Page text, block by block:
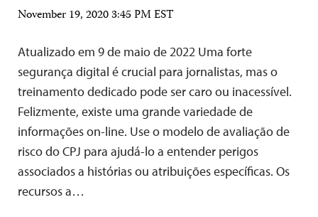
November 19, 2020 3:45 PM EST
Atualizado em 9 de maio de 2022 Uma forte
segurança digital é crucial para jornalistas, mas o
treinamento dedicado pode ser caro ou inacessível.
Felizmente, existe uma grande variedade de
informações on-line. Use o modelo de avaliação de
risco do CPJ para ajudá-lo a entender perigos
associados a histórias ou atribuições específicas. Os
recursos a…